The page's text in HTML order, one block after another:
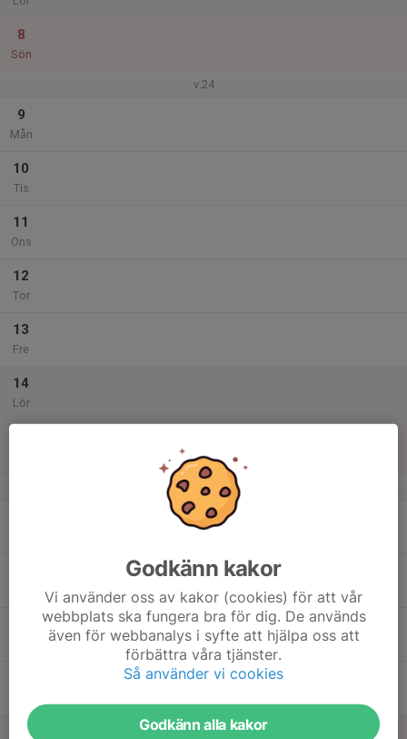
8
Sön
v.24
9
Mån
10
Tis
11
Ons
12
Tor
13
Fre
14
Lör
v.25
20
Godkänn kakor
Vi använder oss av kakor (cookies) för att vår
webbplats ska fungera bra för dig. De används
även för webbanalys i syfte att hjälpa oss att
förbättra våra tjänster.
Så använder vi cookies
Godkänn alla kakor